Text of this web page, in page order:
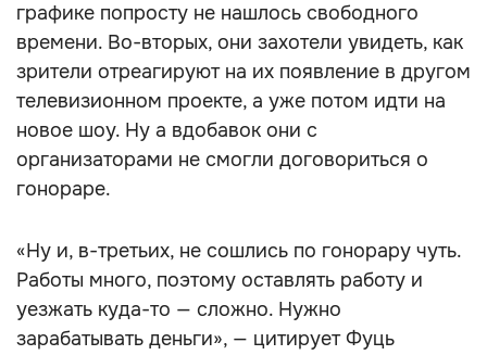
графике попросту не нашлось свободного
времени. Во-вторых, они захотели увидеть, как
зрители отреагируют на их появление в другом
телевизионном проекте, а уже потом идти на
новое шоу. Ну а вдобавок они с
организаторами не смогли договориться о
гонораре.
«Ну и, в-третьих, не сошлись по гонорару чуть.
Работы много, поэтому оставлять работу и
уезжать куда-то — сложно. Нужно
зарабатывать деньги», — цитирует Фуць